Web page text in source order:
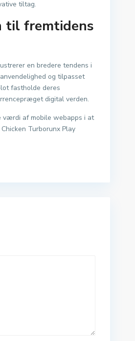
tiltag.
til fremtidens
en bredere tendens i
og tilpasset
fastholde deres
digital verden.
værdi af mobile webapps i at
Turborunx Play